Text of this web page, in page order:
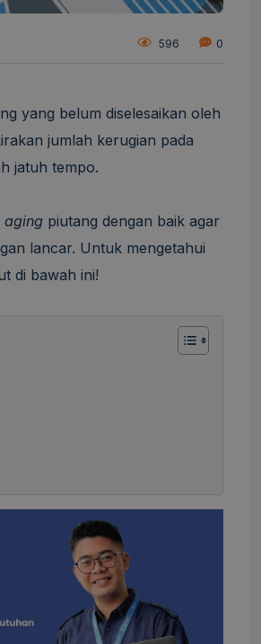
596 0
yang belum diselesaikan oleh
jumlah kerugian pada
jatuh tempo.
aging piutang dengan baik agar
lancar. Untuk mengetahui
di bawah ini!